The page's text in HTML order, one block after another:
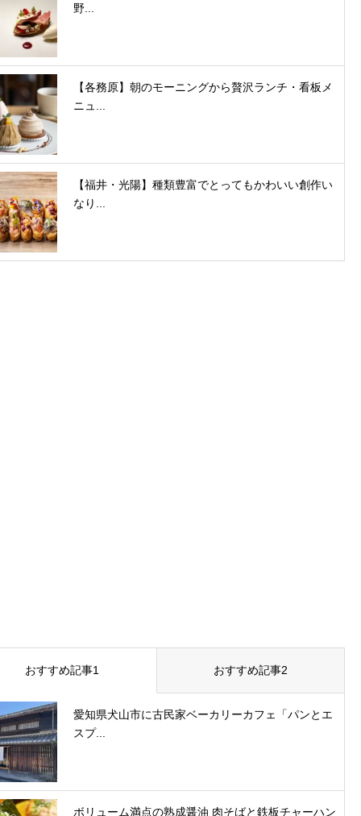
野...
【各務原】朝のモーニングから贅沢ランチ・看板メ
ニュ...
【福井・光陽】種類豊富でとってもかわいい創作い
なり...
おすすめ記事1 おすすめ記事2
愛知県犬山市に古民家ベーカリーカフェ「パンとエ
スプ...
ボリューム満点の熟成醤油 肉そばと鉄板チャーハン